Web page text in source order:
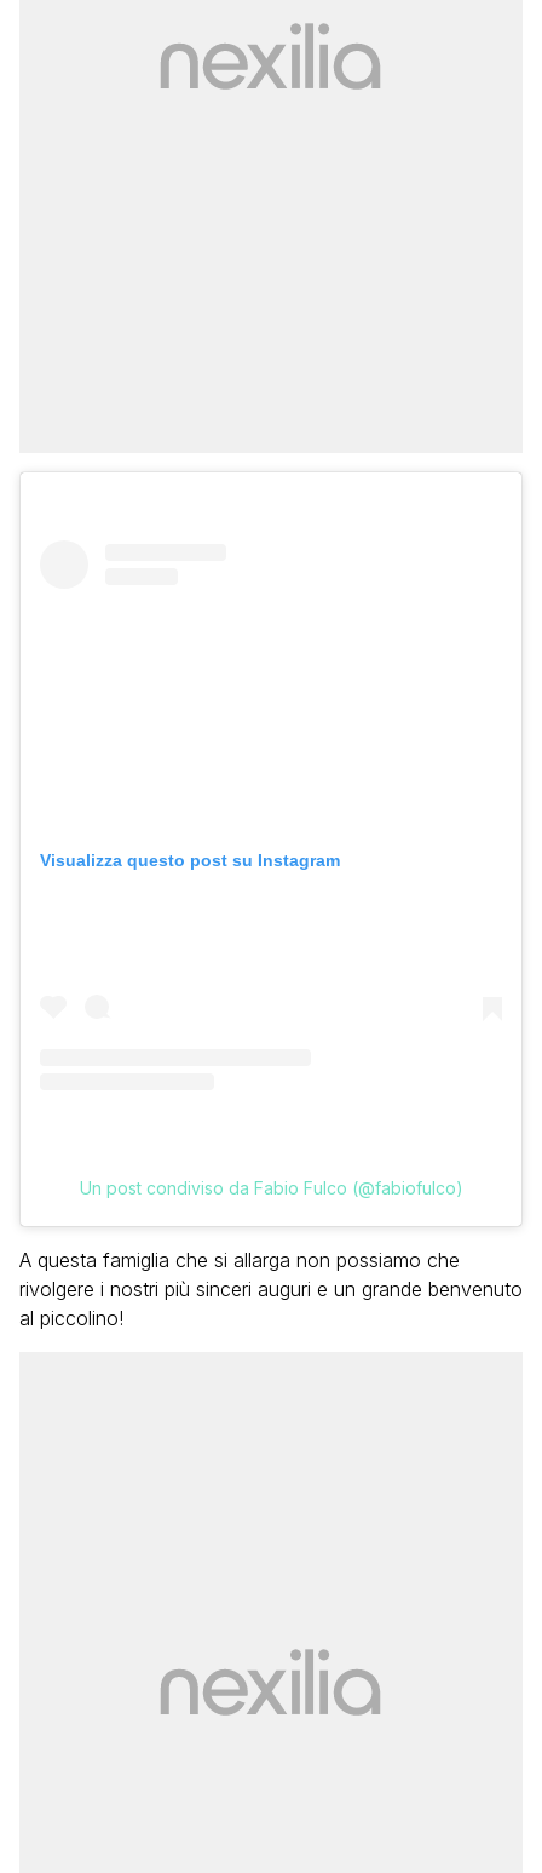
Visualizza questo post su Instagram
Un post condiviso da Fabio Fulco (@fabiofulco)
A questa famiglia che si allarga non possiamo che
rivolgere i nostri più sinceri auguri e un grande benvenuto
al piccolino!